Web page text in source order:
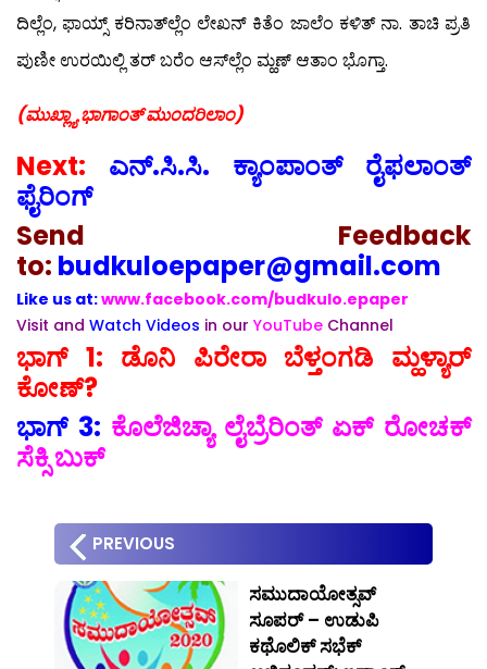
ದಿಲ್ಲೆಂ, ಫಾಯ್ಸ್ ಕರಿನಾತ್‍ಲ್ಲೆಂ ಲೇಖನ್ ಕಿತೆಂ ಜಾಲೆಂ ಕಳಿತ್ ನಾ. ತಾಚಿ ಪ್ರತಿ
ಪುಣೀ ಉರಯಿಲ್ಲಿ ತರ್ ಬರೆಂ ಆಸ್‍ಲ್ಲೆಂ ಮ್ಹಣ್ ಆತಾಂ ಭೊಗ್ತಾ.
(ಮುಖ್ಲ್ಯಾ ಭಾಗಾಂತ್ ಮುಂದರಿಲಾಂ)
Next: ಎನ್.ಸಿ.ಸಿ. ಕ್ಯಾಂಪಾಂತ್ ರೈಫಲಾಂತ್
ಫೈರಿಂಗ್
Send Feedback
to: budkuloepaper@gmail.com
Like us at:www.facebook.com/budkulo.epaper
Visit and Watch Videos in our YouTube Channel
ಭಾಗ್ 1: ಡೊನಿ ಪಿರೇರಾ ಬೆಳ್ತಂಗಡಿ ಮ್ಹಳ್ಯಾರ್
ಕೋಣ್?
ಭಾಗ್ 3: ಕೊಲೆಜಿಚ್ಯಾ ಲೈಬ್ರೆರಿಂತ್ ಏಕ್ ರೋಚಕ್
ಸೆಕ್ಸಿ ಬುಕ್
PREVIOUS
ಸಮುದಾಯೋತ್ಸವ್
ಸೂಪರ್ – ಉಡುಪಿ
ಕಥೊಲಿಕ್ ಸಭೆಕ್